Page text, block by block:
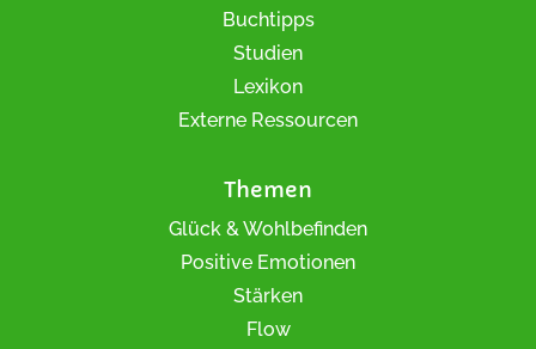
Buchtipps
Studien
Lexikon
Externe Ressourcen
Themen
Glück & Wohlbefinden
Positive Emotionen
Stärken
Flow